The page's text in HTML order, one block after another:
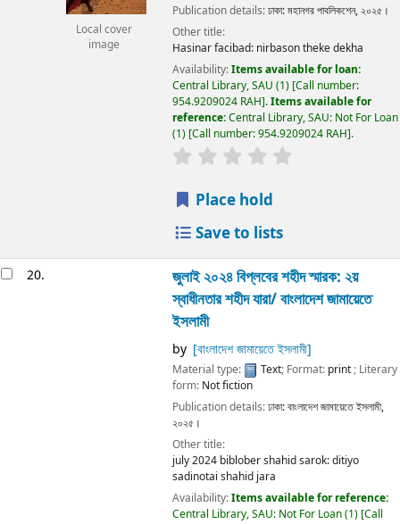
Local cover
image
Publication details:ঢাকা:মহানগর পাবলিকশেন,২০২৫।
Other title:
Hasinar facibad: nirbason theke dekha
Availability:Items available for loan:
Central Library, SAU (1) Call number:
954.9209024 RAH .Items available for
reference:Central Library, SAU: Not For Loan
(1) Call number:954.9209024 RAH .
Place hold
Save to lists
20.
জুলাই ২০২৪ বিপ্লবের শহীদ স্মারক: ২য়
স্বাধীনতার শহীদ যারা/বাংলাদেশ জামায়েতে
ইসলামী
by [বাংলাদেশ জামায়েতে ইসলামী]
Material type: Text; Format: print; Literary
form: Not fiction
Publication details:ঢাকা:বাংলাদেশ জামায়েতে ইসলামী,
২০২৫।
Other title:
july 2024 biblober shahid sarok: ditiyo
sadinotai shahid jara
Availability:Items available for reference:
Central Library, SAU: Not For Loan(1) Call